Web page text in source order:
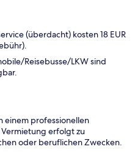
(überdacht) kosten 18 EUR
Reisebusse/LKW sind
einem professionellen
erfolgt zu
oder beruflichen Zwecken.